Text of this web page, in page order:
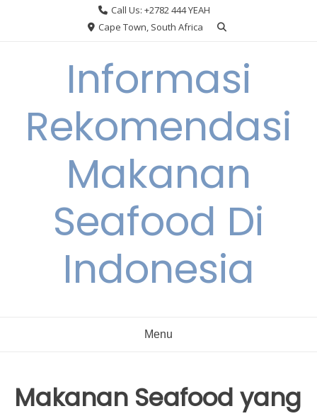
Call Us: +2782 444 YEAH
Cape Town, South Africa
Informasi
Rekomendasi
Makanan
Seafood Di
Indonesia
Menu
Makanan Seafood yang